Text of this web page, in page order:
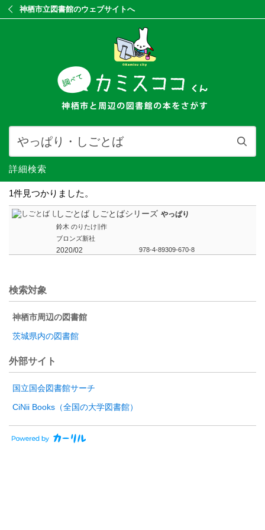
神栖市立図書館のウェブサイトへ
詳細検索
1件見つかりました。
しごとば しごとばシリーズ やっぱり
鈴木 のりたけ∥作
ブロンズ新社
2020/02 978-4-89309-670-8
検索対象
神栖市周辺の図書館
茨城県内の図書館
外部サイト
国立国会図書館サーチ
CiNii Books（全国の大学図書館）